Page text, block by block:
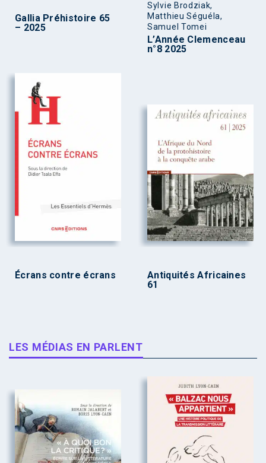
Gallia Préhistoire 65
– 2025
Sylvie Brodziak,
Matthieu Séguéla,
Samuel Tomei
L’Année Clemenceau
n°8 2025
Écrans contre écrans
Antiquités Africaines
61
LES MÉDIAS EN PARLENT